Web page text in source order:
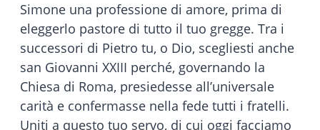
Simone una professione di amore, prima di
eleggerlo pastore di tutto il tuo gregge. Tra i
successori di Pietro tu, o Dio, scegliesti anche
san Giovanni XXIII perché, governando la
Chiesa di Roma, presiedesse all’universale
carità e confermasse nella fede tutti i fratelli.
Uniti a questo tuo servo, di cui oggi facciamo